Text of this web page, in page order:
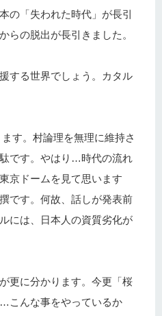
の「失われた時代」が長引
らの脱出が長引きました。
する世界でしょう。カタル
す。村論理を無理に維持さ
です。やはり…時代の流れ
京ドームを見て思います
です。何故、話しが発表前
には、日本人の資質劣化が
更に分かります。今更「桜
こんな事をやっているか